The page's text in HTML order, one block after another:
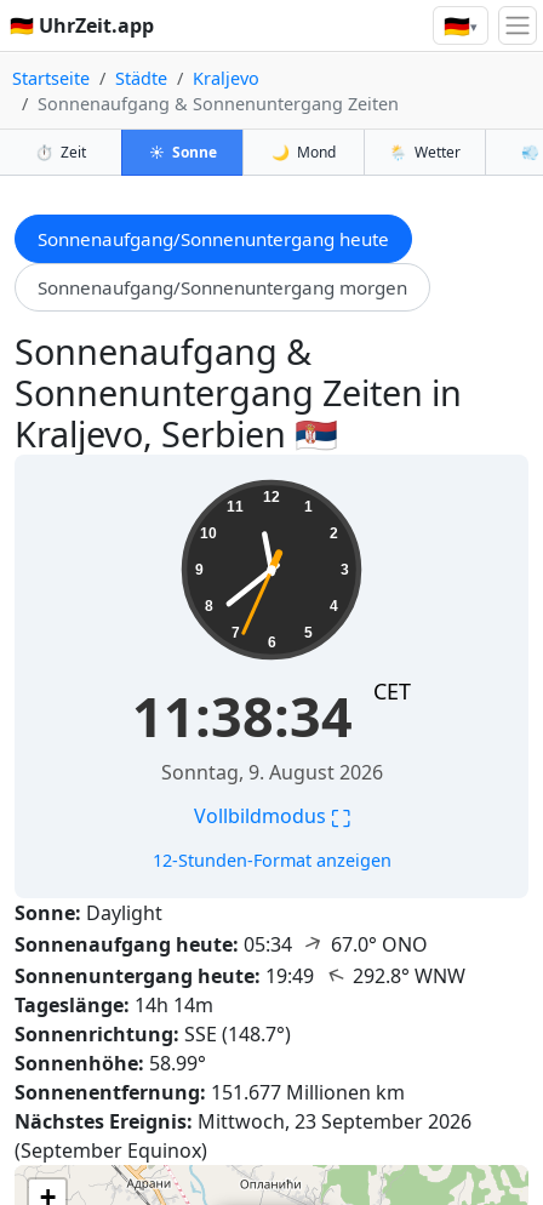
🇩🇪 UhrZeit.app 🇩🇪▾
Startseite Städte
Kraljevo
Sonnenaufgang & Sonnenuntergang Zeiten
⏱️ Zeit ☀️ Sonne 🌙 Mond 🌦️ Wetter 💨
Sonnenaufgang/Sonnenuntergang heute
Sonnenaufgang/Sonnenuntergang morgen
Sonnenaufgang &
Sonnenuntergang Zeiten in
Kraljevo, Serbien 🇷🇸
12
1
2
3
4
5
6
7
8
9
10
11
11:38:35 CET
Sonntag, 9. August 2026
Vollbildmodus ⛶
12-Stunden-Format anzeigen
Sonne: Daylight
Sonnenaufgang heute: 05:34 ↑ 67.0° ONO
Sonnenuntergang heute: 19:49 ↑ 292.8° WNW
Tageslänge: 14h 14m
Sonnenrichtung: SSE (148.7°)
Sonnenhöhe: 58.99°
Sonnenentfernung: 151.677 Millionen km
Nächstes Ereignis: Mittwoch, 23 September 2026
(September Equinox)
+